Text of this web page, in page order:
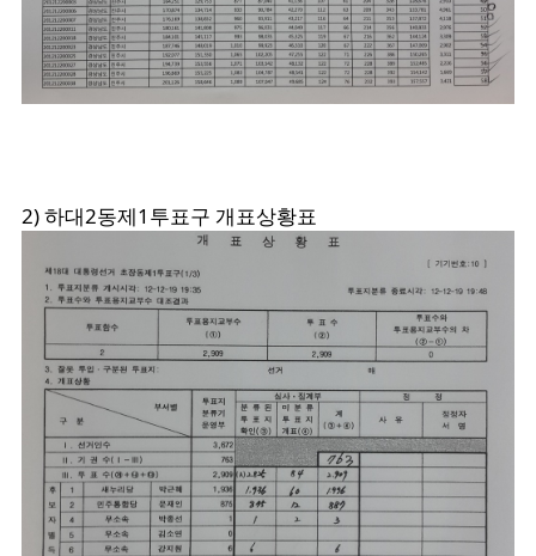
2) 하대2동제1투표구 개표상황표